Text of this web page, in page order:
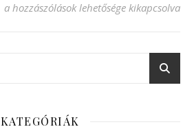
Esztétikus és tartós női bokacsizmák
a hozzászólások lehetősége kikapcsolva
KATEGÓRIÁK